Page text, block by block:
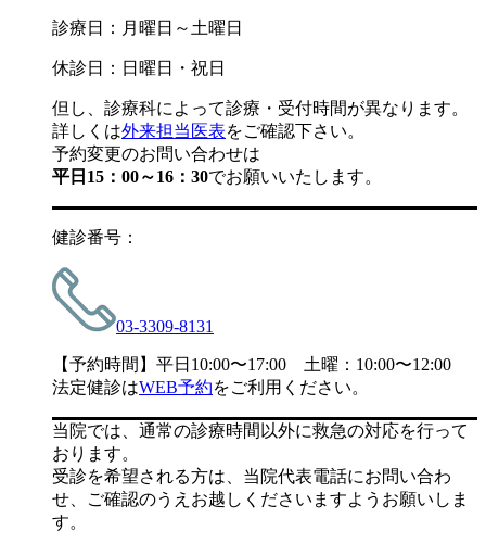
診療日：月曜日～土曜日
休診日：日曜日・祝日
但し、診療科によって診療・受付時間が異なります。
詳しくは外来担当医表をご確認下さい。
予約変更のお問い合わせは
平日15：00～16：30でお願いいたします。
健診番号：
03-3309-8131
【予約時間】平日10:00〜17:00 土曜：10:00〜12:00
法定健診はWEB予約をご利用ください。
当院では、通常の診療時間以外に救急の対応を行って
おります。
受診を希望される方は、当院代表電話にお問い合わ
せ、ご確認のうえお越しくださいますようお願いしま
す。